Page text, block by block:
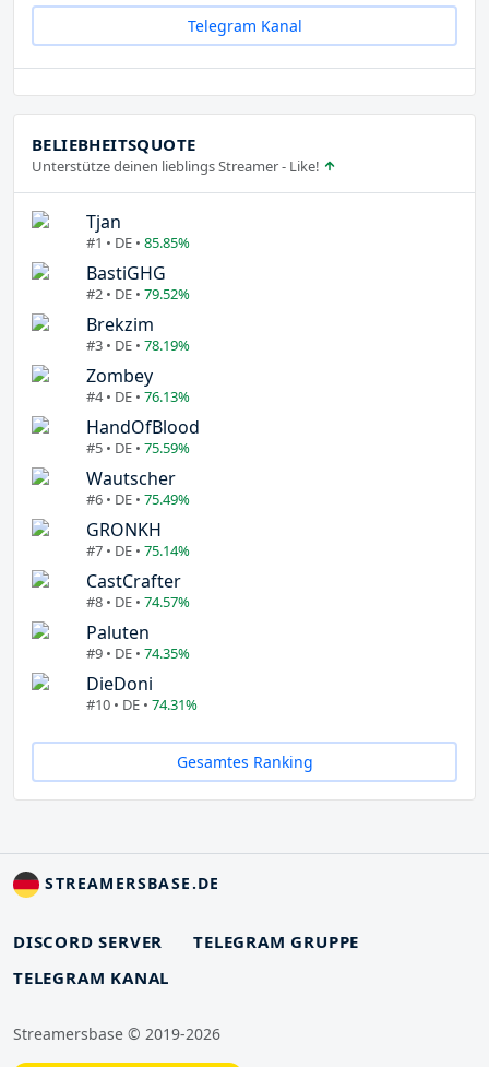
Telegram Kanal
BELIEBHEITSQUOTE
Unterstütze deinen lieblings Streamer - Like!
Tjan
#1 • DE • 85.85%
BastiGHG
#2 • DE • 79.52%
Brekzim
#3 • DE • 78.19%
Zombey
#4 • DE • 76.13%
HandOfBlood
#5 • DE • 75.59%
Wautscher
#6 • DE • 75.49%
GRONKH
#7 • DE • 75.14%
CastCrafter
#8 • DE • 74.57%
Paluten
#9 • DE • 74.35%
DieDoni
#10 • DE • 74.31%
Gesamtes Ranking
STREAMERSBASE.DE
DISCORD SERVER
TELEGRAM GRUPPE
TELEGRAM KANAL
Streamersbase © 2019-2026